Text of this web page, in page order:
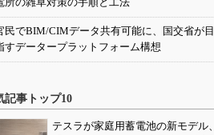
民でBIM/CIMデータ共有可能に、国交省が目
すデータープラットフォーム構想
記事トップ10
テスラが家庭用蓄電池の新モデル、